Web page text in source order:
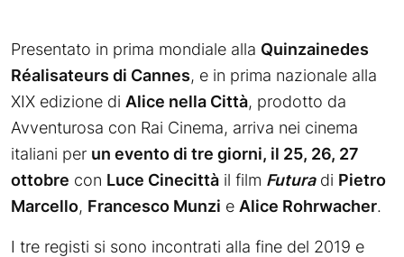
Presentato in prima mondiale alla Quinzainedes
Réalisateurs di Cannes, e in prima nazionale alla
XIX edizione di Alice nella Città, prodotto da
Avventurosa con Rai Cinema, arriva nei cinema
italiani per un evento di tre giorni, il 25, 26, 27
ottobre con Luce Cinecittà il film Futuradi Pietro
Marcello, Francesco Munzi e Alice Rohrwacher.
I tre registi si sono incontrati alla fine del 2019 e